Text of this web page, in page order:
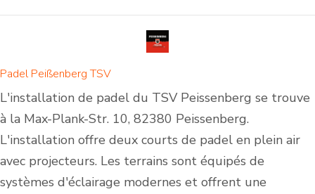
Padel Peißenberg TSV
L'installation de padel du TSV Peissenberg se trouve
à la Max-Plank-Str. 10, 82380 Peissenberg.
L'installation offre deux courts de padel en plein air
avec projecteurs. Les terrains sont équipés de
systèmes d'éclairage modernes et offrent une